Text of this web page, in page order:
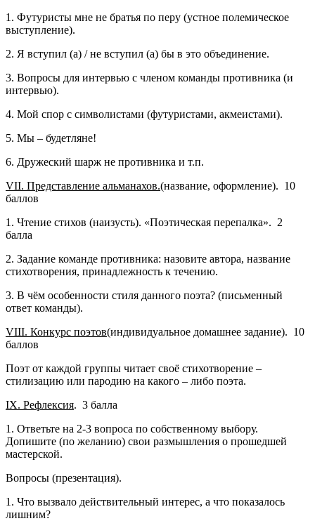
1. Футуристы мне не братья по перу (устное полемическое
выступление).
2. Я вступил (а) / не вступил (а) бы в это объединение.
3. Вопросы для интервью с членом команды противника (и
интервью).
4. Мой спор с символистами (футуристами, акмеистами).
5. Мы – будетляне!
6. Дружеский шарж не противника и т.п.
VII. Представление альманахов.(название, оформление). 10
баллов
1. Чтение стихов (наизусть). «Поэтическая перепалка». 2
балла
2. Задание команде противника: назовите автора, название
стихотворения, принадлежность к течению.
3. В чём особенности стиля данного поэта? (письменный
ответ команды).
VIII. Конкурс поэтов(индивидуальное домашнее задание). 10
баллов
Поэт от каждой группы читает своё стихотворение –
стилизацию или пародию на какого – либо поэта.
IX. Рефлексия. 3 балла
1. Ответьте на 2-3 вопроса по собственному выбору.
Допишите (по желанию) свои размышления о прошедшей
мастерской.
Вопросы (презентация).
1. Что вызвало действительный интерес, а что показалось
лишним?